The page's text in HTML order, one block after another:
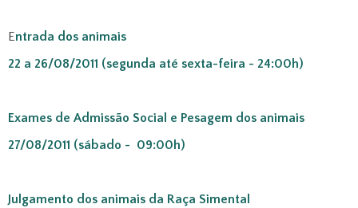
Entrada dos animais
22 a 26/08/2011 (segunda até sexta-feira - 24:00h)
Exames de Admissão Social e Pesagem dos animais
27/08/2011 (sábado - 09:00h)
Julgamento dos animais da Raça Simental